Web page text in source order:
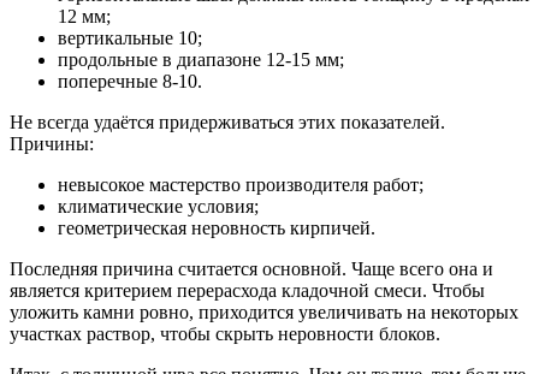
12 мм;
вертикальные 10;
продольные в диапазоне 12-15 мм;
поперечные 8-10.
Не всегда удаётся придерживаться этих показателей.
Причины:
невысокое мастерство производителя работ;
климатические условия;
геометрическая неровность кирпичей.
Последняя причина считается основной. Чаще всего она и
является критерием перерасхода кладочной смеси. Чтобы
уложить камни ровно, приходится увеличивать на некоторых
участках раствор, чтобы скрыть неровности блоков.